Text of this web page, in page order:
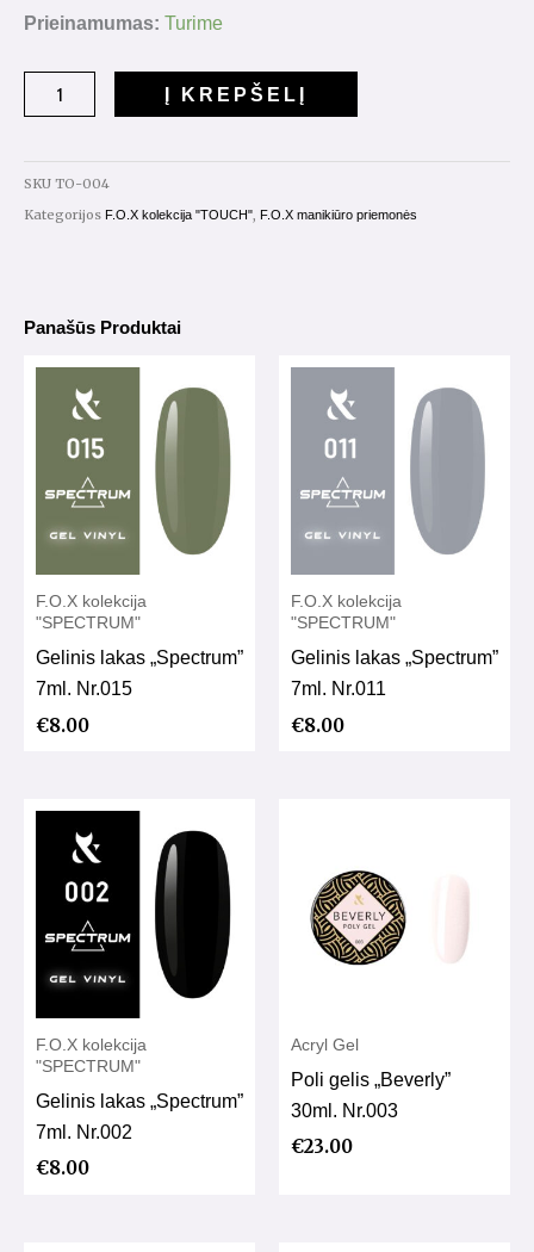
€8.00.
€5.00.
Prieinamumas: Turime
produkto
Gelinis
lakas
Nr.004
7ml.
Į KREPŠELĮ
SKU TO-004
Kategorijos F.O.X kolekcija "TOUCH", F.O.X manikiūro priemonės
Panašūs Produktai
F.O.X kolekcija
"SPECTRUM"
Gelinis lakas „Spectrum”
7ml. Nr.015
€8.00
F.O.X kolekcija
"SPECTRUM"
Gelinis lakas „Spectrum”
7ml. Nr.011
€8.00
F.O.X kolekcija
"SPECTRUM"
Gelinis lakas „Spectrum”
7ml. Nr.002
€8.00
Acryl Gel
Poli gelis „Beverly”
30ml. Nr.003
€23.00